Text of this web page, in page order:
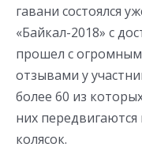
гавани состоялся
«Байкал-2018» с
прошел с
отзывами у
более 60 из
них
колясок.